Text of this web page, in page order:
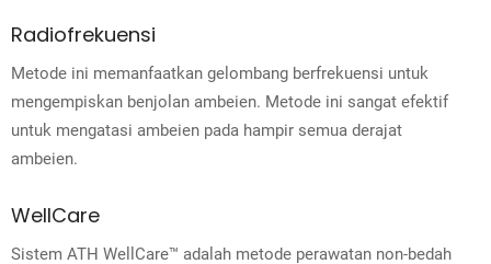
Radiofrekuensi
Metode ini memanfaatkan gelombang berfrekuensi untuk
mengempiskan benjolan ambeien. Metode ini sangat efektif
untuk mengatasi ambeien pada hampir semua derajat
ambeien.
WellCare
Sistem ATH WellCare™ adalah metode perawatan non-bedah